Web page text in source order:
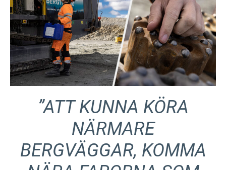
”ATT KUNNA KÖRA
NÄRMARE
BERGVÄGGAR, KOMMA